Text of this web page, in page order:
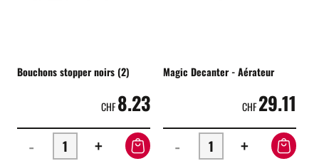
Bouchons stopper noirs (2)
CHF8.23
-
+
Magic Decanter - Aérateur
CHF29.11
-
+